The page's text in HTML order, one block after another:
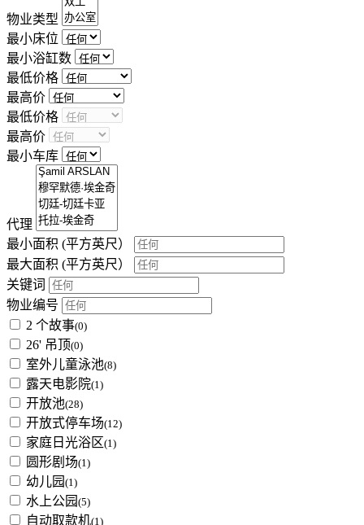
物业类型
最小床位
最小浴缸数
最低价格
最高价
最低价格
最高价
最小车库
代理
最小面积 (平方英尺）
最大面积 (平方英尺）
关键词
物业编号
2 个故事(0)
26' 吊顶(0)
室外儿童泳池(8)
露天电影院(1)
开放池(28)
开放式停车场(12)
家庭日光浴区(1)
圆形剧场(1)
幼儿园 (1)
水上公园 (5)
自动取款机(1)